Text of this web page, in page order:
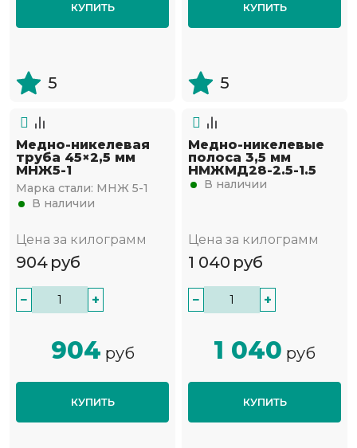
КУПИТЬ
5
КУПИТЬ
5
Медно-никелевая
труба 45×2,5 мм
МНЖ5-1
Марка стали: МНЖ 5-1
В наличии
Цена за килограмм
904 руб
− +
904 руб
КУПИТЬ
Медно-никелевые
полоса 3,5 мм
НМЖМД28-2.5-1.5
В наличии
Цена за килограмм
1 040 руб
− +
1 040 руб
КУПИТЬ